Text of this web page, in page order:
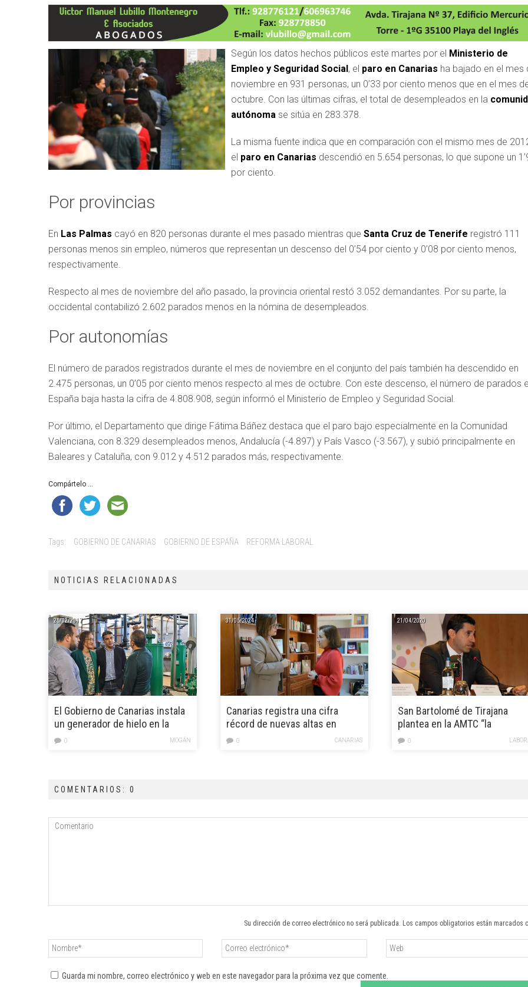
Según los datos hechos públicos este martes por el Ministerio de
Empleo y Seguridad Social , el paro en Canarias ha bajado en el mes
noviembre en 931 personas, un 0’33 por ciento menos que en el mes
octubre. Con las últimas cifras, el total de desempleados en la
autónoma se sitúa en 283.378.
La misma fuente indica que en comparación con el mismo mes de
el paro en Canarias descendió en 5.654 personas, lo que supone un
por ciento.
Por provincias
En Las Palmas cayó en 820 personas durante el mes pasado mientras que Santa Cruz de Tenerife registró 111
personas menos sin empleo, números que representan un descenso del 0’54 por ciento y 0’08 por ciento menos,
respectivamente.
Respecto al mes de noviembre del año pasado, la provincia oriental restó 3.052 demandantes. Por su parte, la
occidental contabilizó 2.602 parados menos en la nómina de desempleados.
Por autonomías
El número de parados registrados durante el mes de noviembre en el conjunto del país también ha descendido en
2.475 personas, un 0’05 por ciento menos respecto al mes de octubre. Con este descenso, el número de parados
España baja hasta la cifra de 4.808.908, según informó el Ministerio de Empleo y Seguridad Social.
Por último, el Departamento que dirige Fátima Báñez destaca que el paro bajo especialmente en la Comunidad
Valenciana, con 8.329 desempleados menos, Andalucía (-4.897) y País Vasco (-3.567), y subió principalmente en
Baleares y Cataluña, con 9.012 y 4.512 parados más, respectivamente.
Compártelo ...
Tags: GOBIERNO DE CANARIAS GOBIERNO DE ESPAÑA REFORMA LABORAL
NOTICIAS RELACIONADAS
25/12/2017
El Gobierno de Canarias instala
un generador de hielo en la
Cofradía de Pescadores de
MOGÁN
0
31/05/2024
Canarias registra una cifra
récord de nuevas altas en
prestaciones de dependencia
CANARIAS
0
21/04/2020
San Bartolomé de Tirajana
plantea en la AMTC “la
necesidad de elaborar un
0
COMENTARIOS: 0
Su dirección de correo electrónico no será publicada. Los campos obligatorios están marcados
Guarda mi nombre, correo electrónico y web en este navegador para la próxima vez que comente.